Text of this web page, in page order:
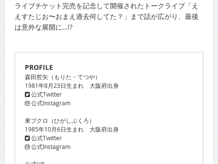
ライブチケット完売を記念して開催されたトークライブ「え
えすたじお〜おまえ過去何してた？」まで話が広がり、最後
は意外な展開に…!?
PROFILE
森田哲矢（もりた・てつや）
1981年8月23日生まれ 大阪府出身
公式Twitter
公式Instagram
東ブクロ（ひがしぶくろ）
1985年10月6日生まれ 大阪府出身
公式Twitter
公式Instagram